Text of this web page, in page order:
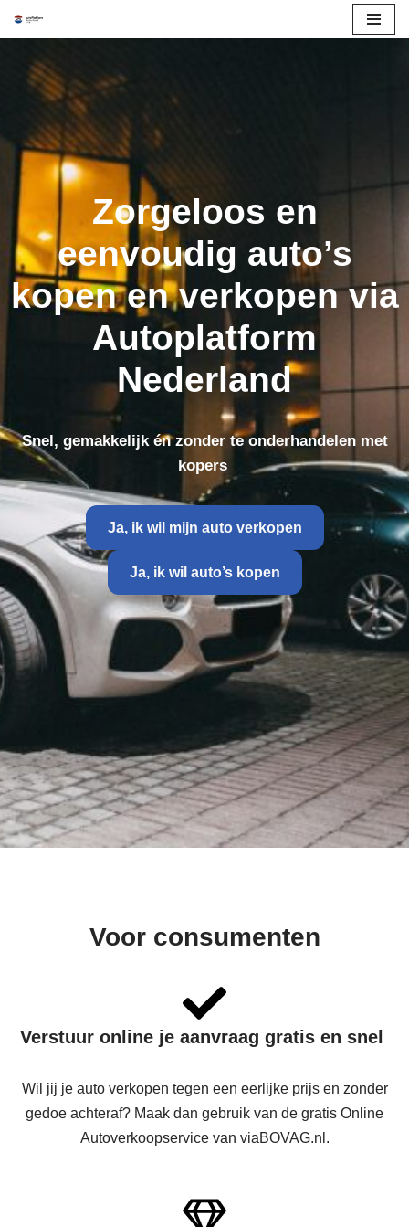
content
Zorgeloos en
eenvoudig auto’s
kopen en verkopen via
Autoplatform
Nederland
Snel, gemakkelijk én zonder te onderhandelen met
kopers
Ja, ik wil mijn auto verkopen
Ja, ik wil auto’s kopen
Voor consumenten
Verstuur online je aanvraag gratis en snel
Wil jij je auto verkopen tegen een eerlijke prijs en zonder
gedoe achteraf? Maak dan gebruik van de gratis Online
Autoverkoopservice van viaBOVAG.nl.